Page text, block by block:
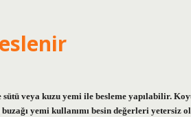
veya kuzu yemi ile besleme yapılabilir.
yemi kullanımı besin değerleri yetersiz